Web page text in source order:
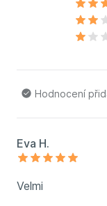
Hodnocení
Eva H.
Velmi